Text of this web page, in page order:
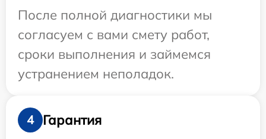
После полной диагностики мы
согласуем с вами смету работ,
сроки выполнения и займемся
устранением неполадок.
4
Гарантия